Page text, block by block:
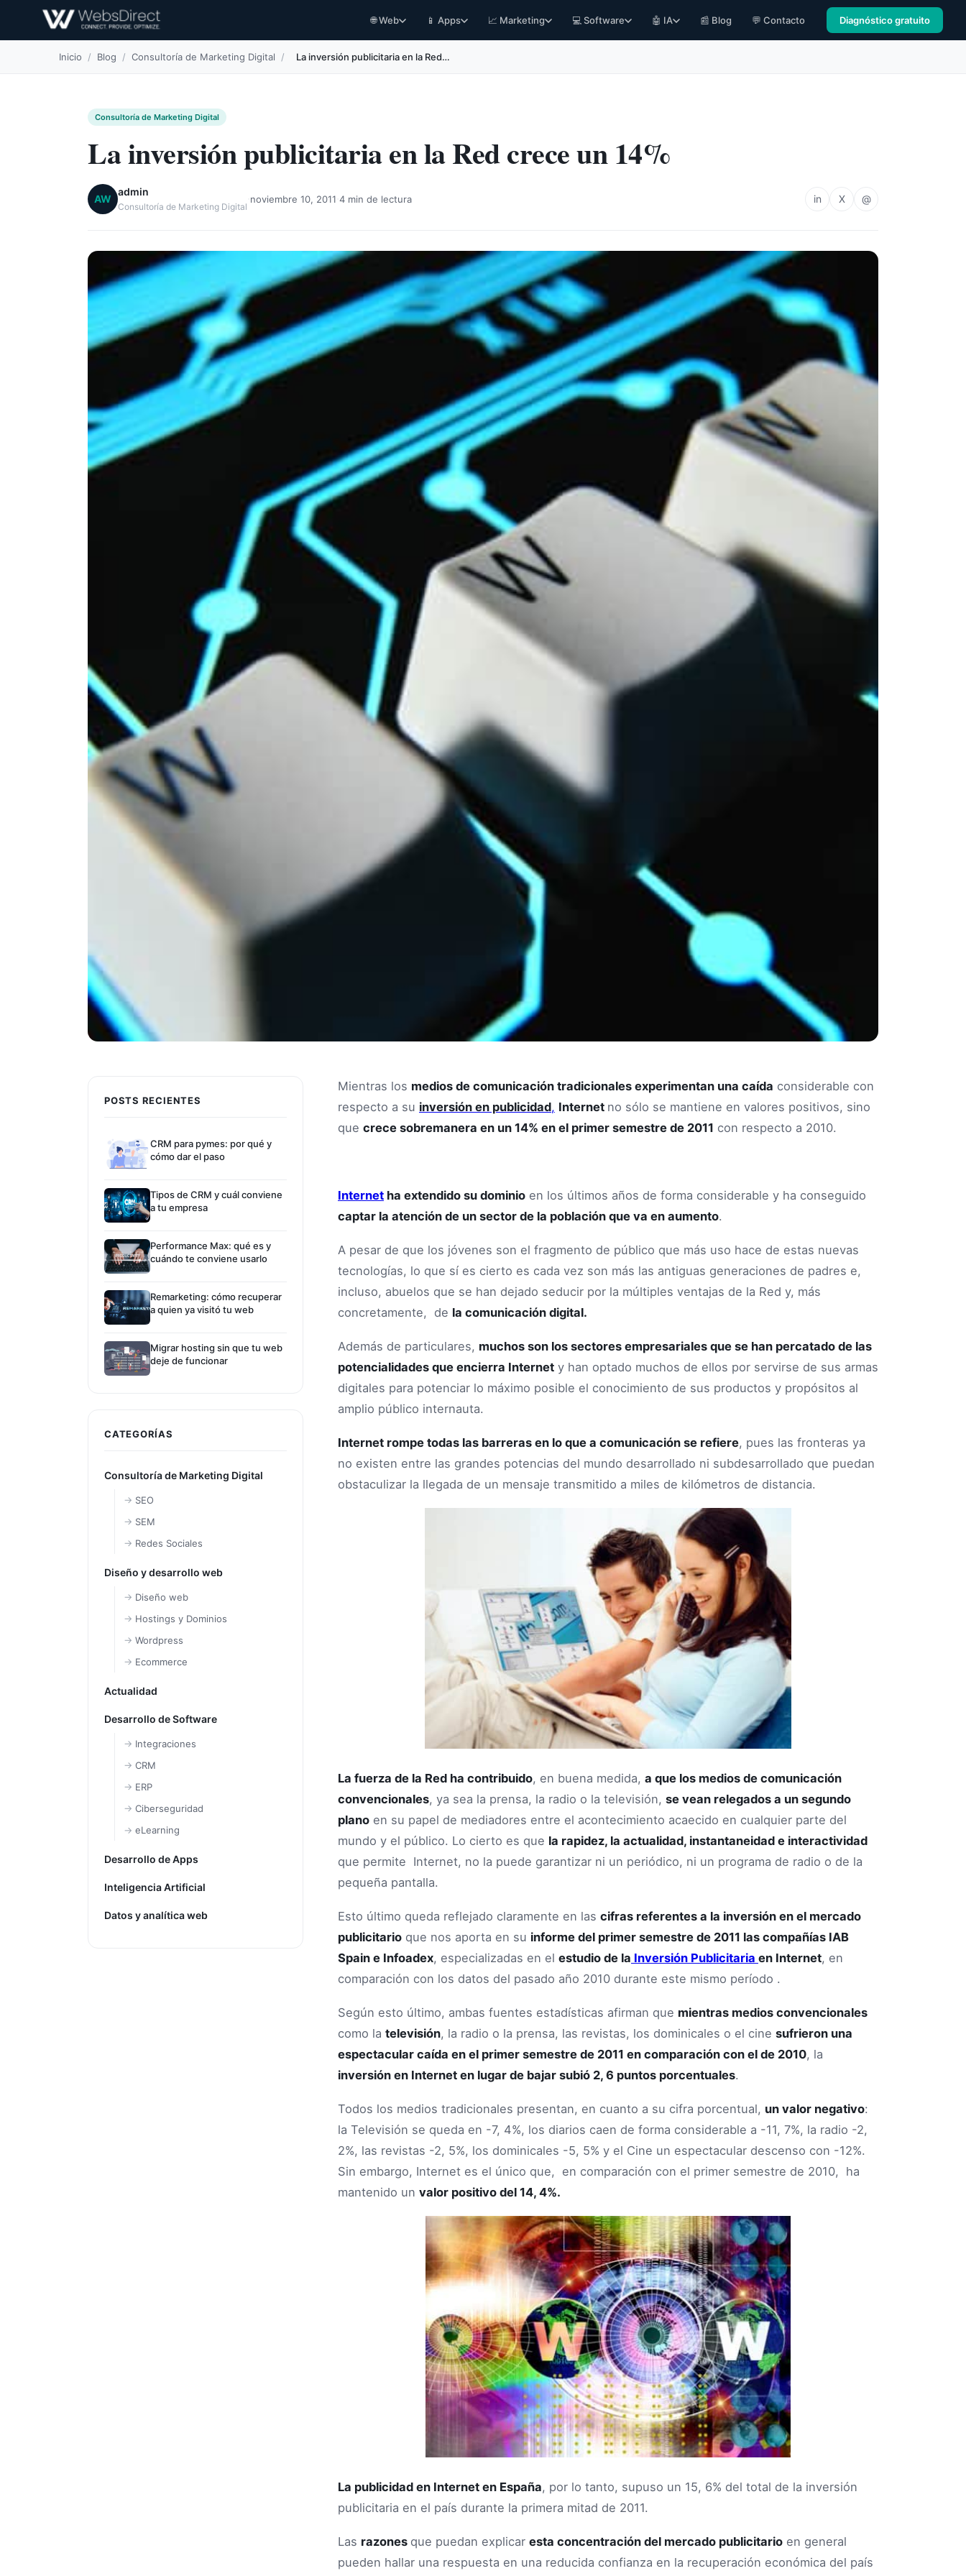
🌐 Web 📱 Apps 📈 Marketing 💻 Software 🤖 IA 📰 Blog 💬 Contacto Diagnóstico gratuito
Inicio / Blog / Consultoría de Marketing Digital / La inversión publicitaria en la Red…
Consultoría de Marketing Digital
La inversión publicitaria en la Red crece un 14%
AW
admin
Consultoría de Marketing Digital
noviembre 10, 2011 4 min de lectura in X @
POSTS RECIENTES
CRM para pymes: por qué y
cómo dar el paso
Tipos de CRM y cuál conviene
a tu empresa
Performance Max: qué es y
cuándo te conviene usarlo
Remarketing: cómo recuperar
a quien ya visitó tu web
Migrar hosting sin que tu web
deje de funcionar
CATEGORÍAS
Consultoría de Marketing Digital
SEO
SEM
Redes Sociales
Diseño y desarrollo web
Diseño web
Hostings y Dominios
Wordpress
Ecommerce
Actualidad
Desarrollo de Software
Integraciones
CRM
ERP
Ciberseguridad
eLearning
Desarrollo de Apps
Inteligencia Artificial
Datos y analítica web
Mientras los medios de comunicación tradicionales experimentan una caída considerable con
respecto a su inversión en publicidad, Internet no sólo se mantiene en valores positivos, sino
que crece sobremanera en un 14% en el primer semestre de 2011 con respecto a 2010.
Internet ha extendido su dominio en los últimos años de forma considerable y ha conseguido
captar la atención de un sector de la población que va en aumento.
A pesar de que los jóvenes son el fragmento de público que más uso hace de estas nuevas
tecnologías, lo que sí es cierto es cada vez son más las antiguas generaciones de padres e,
incluso, abuelos que se han dejado seducir por la múltiples ventajas de la Red y, más
concretamente, de la comunicación digital.
Además de particulares, muchos son los sectores empresariales que se han percatado de las
potencialidades que encierra Internet y han optado muchos de ellos por servirse de sus armas
digitales para potenciar lo máximo posible el conocimiento de sus productos y propósitos al
amplio público internauta.
Internet rompe todas las barreras en lo que a comunicación se refiere, pues las fronteras ya
no existen entre las grandes potencias del mundo desarrollado ni subdesarrollado que puedan
obstaculizar la llegada de un mensaje transmitido a miles de kilómetros de distancia.
La fuerza de la Red ha contribuido, en buena medida, a que los medios de comunicación
convencionales, ya sea la prensa, la radio o la televisión, se vean relegados a un segundo
plano en su papel de mediadores entre el acontecimiento acaecido en cualquier parte del
mundo y el público. Lo cierto es que la rapidez, la actualidad, instantaneidad e interactividad
que permite Internet, no la puede garantizar ni un periódico, ni un programa de radio o de la
pequeña pantalla.
Esto último queda reflejado claramente en las cifras referentes a la inversión en el mercado
publicitario que nos aporta en su informe del primer semestre de 2011 las compañías IAB
Spain e Infoadex, especializadas en el estudio de la Inversión Publicitaria en Internet, en
comparación con los datos del pasado año 2010 durante este mismo período .
Según esto último, ambas fuentes estadísticas afirman que mientras medios convencionales
como la televisión, la radio o la prensa, las revistas, los dominicales o el cine sufrieron una
espectacular caída en el primer semestre de 2011 en comparación con el de 2010, la
inversión en Internet en lugar de bajar subió 2, 6 puntos porcentuales.
Todos los medios tradicionales presentan, en cuanto a su cifra porcentual, un valor negativo:
la Televisión se queda en -7, 4%, los diarios caen de forma considerable a -11, 7%, la radio -2,
2%, las revistas -2, 5%, los dominicales -5, 5% y el Cine un espectacular descenso con -12%.
Sin embargo, Internet es el único que, en comparación con el primer semestre de 2010, ha
mantenido un valor positivo del 14, 4%.
La publicidad en Internet en España, por lo tanto, supuso un 15, 6% del total de la inversión
publicitaria en el país durante la primera mitad de 2011.
Las razones que puedan explicar esta concentración del mercado publicitario en general
pueden hallar una respuesta en una reducida confianza en la recuperación económica del país